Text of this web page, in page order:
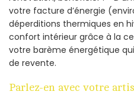
votre facture d’énergie
déperditions thermiques en
confort intérieur grâce à la
votre barème énergétique
de revente.
Parlez-en avec votre